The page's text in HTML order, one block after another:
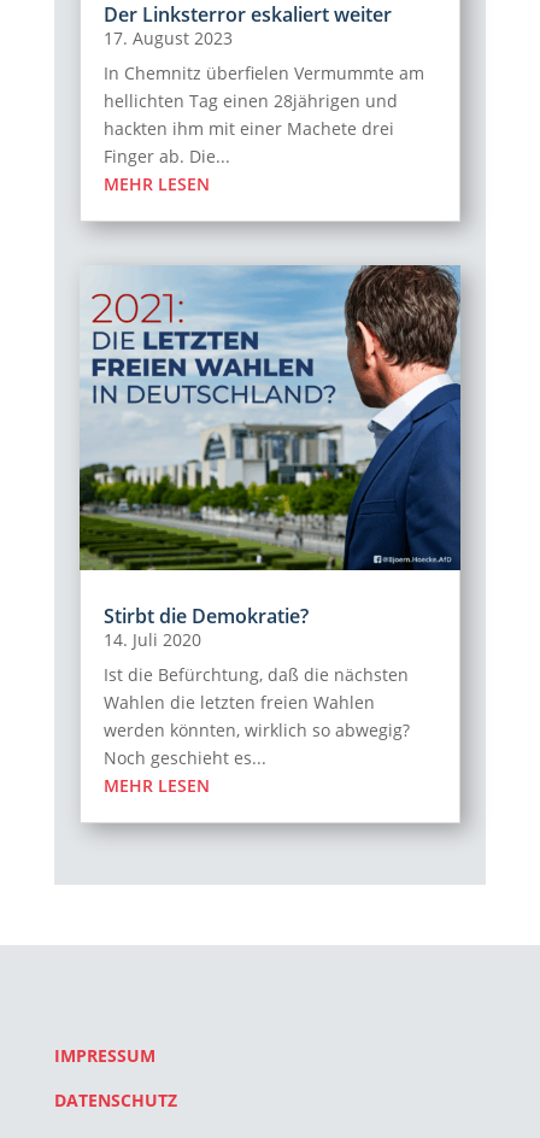
Der Linksterror eskaliert weiter
17. August 2023
In Chemnitz überfielen Vermummte am
hellichten Tag einen 28jährigen und
hackten ihm mit einer Machete drei
Finger ab. Die...
MEHR LESEN
Stirbt die Demokratie?
14. Juli 2020
Ist die Befürchtung, daß die nächsten
Wahlen die letzten freien Wahlen
werden könnten, wirklich so abwegig?
Noch geschieht es...
MEHR LESEN
IMPRESSUM
DATENSCHUTZ